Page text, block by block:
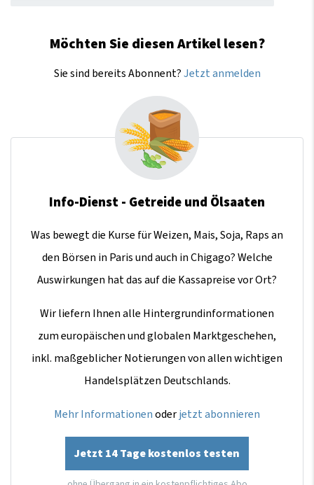
Möchten Sie diesen Artikel lesen?
Sie sind bereits Abonnent?Jetzt anmelden
Info-Dienst - Getreide und Ölsaaten
Was bewegt die Kurse für Weizen, Mais, Soja, Raps an
den Börsen in Paris und auch in Chigago? Welche
Auswirkungen hat das auf die Kassapreise vor Ort?
Wir liefern Ihnen alle Hintergrundinformationen
zum europäischen und globalen Marktgeschehen,
inkl. maßgeblicher Notierungen von allen wichtigen
Handelsplätzen Deutschlands.
Mehr Informationenoderjetzt abonnieren
Jetzt 14 Tage kostenlos testen